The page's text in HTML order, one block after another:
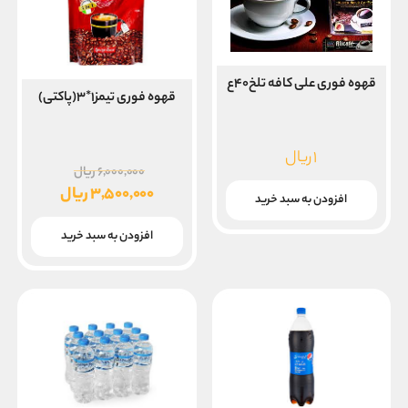
قهوه فوری علی کافه تلخ۴۰ع
۱ریال
افزودن به سبد خرید
قهوه فوری تیمز۱*۳(پاکتی)
۶,۰۰۰,۰۰۰ریال
اصلی
بود.
۳,۵۰۰,۰۰۰ریال
فعلی
افزودن به سبد خرید